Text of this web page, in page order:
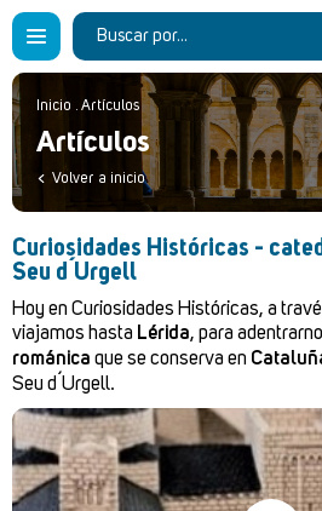
Inicio . Artículos
Artículos
Volver a inicio
Curiosidades Históricas -
Seu d´Urgell
Hoy en Curiosidades Históricas, a
viajamos hasta Lérida, para
románica que se conserva en
Seu d´Urgell.